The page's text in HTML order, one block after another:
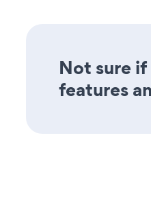
Not sure
features